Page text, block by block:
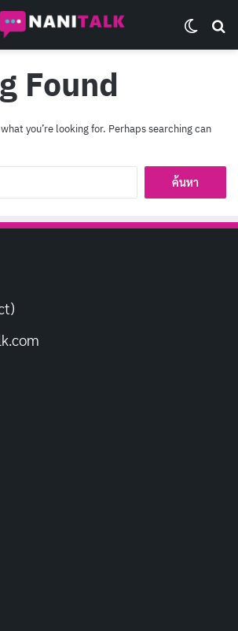
Found
you’re looking for. Perhaps searching can
สำหรับ: